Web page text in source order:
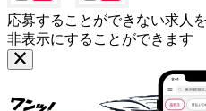
応募することができない求人を
非表示にすることができます